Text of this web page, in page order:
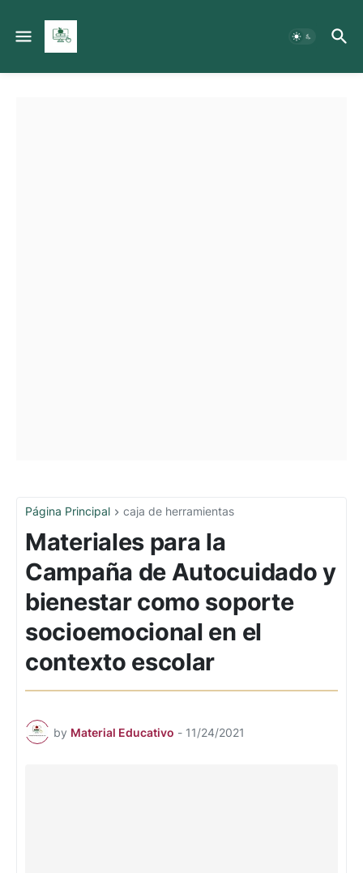
Página Principal caja de herramientas
Materiales para la
Campaña de Autocuidado y
bienestar como soporte
socioemocional en el
contexto escolar
by Material Educativo - 11/24/2021